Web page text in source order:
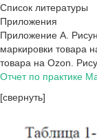
Список литературы
Приложения
Приложение А.
маркировки товара
товара на Ozon.
Отчет по практике
[свернуть]